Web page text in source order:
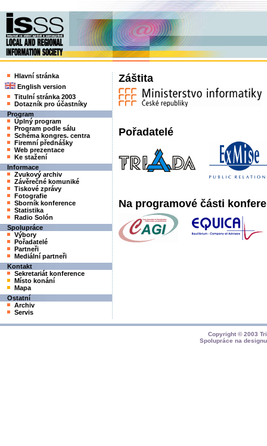
Hlavní stránka
English version
Titulní stránka 2003
Dotazník pro účastníky
Program
Úplný program
Program podle sálu
Schéma kongres. centra
Firemní přednášky
Web prezentace
Ke stažení
Informace
Zvukový archiv
Závěrečné komuniké
Tiskové zprávy
Fotografie
Sborník konference
Statistika
Radio Solón
Spolupráce
Výbory
Pořadatelé
Partneři
Mediální partneři
Kontakt
Sekretariát konference
Místo konání
Mapa
Ostatní
Archiv
Servis
Záštita
Pořadatelé
Na programové části
Copyright © 2003
Spolupráce na